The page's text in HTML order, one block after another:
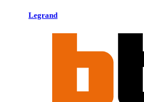
Legrand